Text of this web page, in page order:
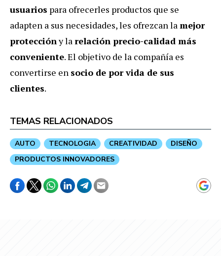
usuarios para ofrecerles productos que se
adapten a sus necesidades, les ofrezcan lamejor
proteccióny larelación precio-calidad más
conveniente. El objetivo de la compañía es
convertirse en socio de por vida de sus
clientes.
TEMAS RELACIONADOS
AUTO TECNOLOGIA CREATIVIDAD
DISEÑO
PRODUCTOS INNOVADORES